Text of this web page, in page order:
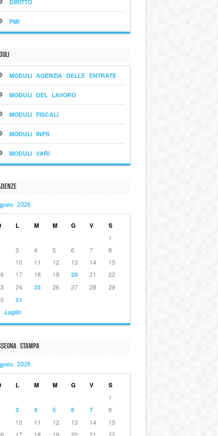
DIRITTO
PMI
MODULI AGENZIA DELLE ENTRATE
MODULI DEL LAVORO
MODULI FISCALI
MODULI INPS
MODULI VARI
2026
L M M G V S
Luglio
1
3 4 5 6 7
8
10 11 12 13 14
15
17 18 19 20 21
22
24 25 26 27 28
29
31
Stampa
2026
L M M G V S
1
3 4 5 6 7
8
10 11 12 13 14
15
17 18 19 20 21 22